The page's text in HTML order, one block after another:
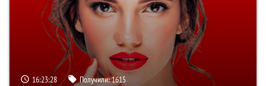
16:23:26 Получили:1615